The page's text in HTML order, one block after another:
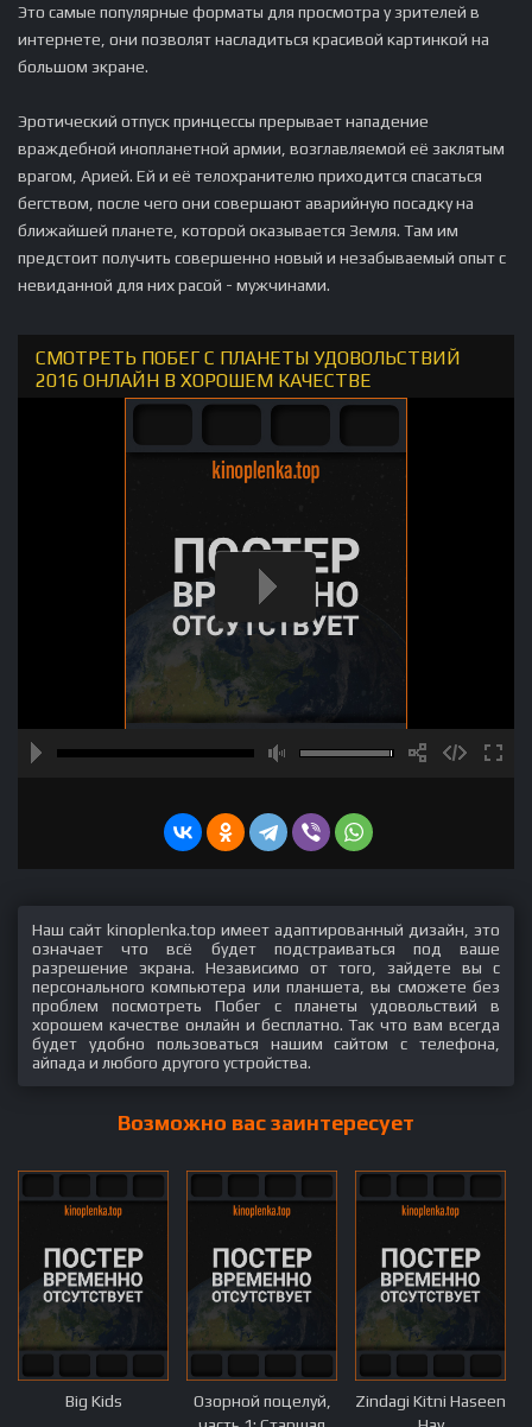
Это самые популярные форматы для просмотра у зрителей в
интернете, они позволят насладиться красивой картинкой на
большом экране.
Эротический отпуск принцессы прерывает нападение
враждебной инопланетной армии, возглавляемой её заклятым
врагом, Арией. Ей и её телохранителю приходится спасаться
бегством, после чего они совершают аварийную посадку на
ближайшей планете, которой оказывается Земля. Там им
предстоит получить совершенно новый и незабываемый опыт с
невиданной для них расой - мужчинами.
СМОТРЕТЬ ПОБЕГ С ПЛАНЕТЫ УДОВОЛЬСТВИЙ
2016 ОНЛАЙН В ХОРОШЕМ КАЧЕСТВЕ
Наш сайт kinoplenka.top имеет адаптированный дизайн, это
означает что всё будет подстраиваться под ваше
разрешение экрана. Независимо от того, зайдете вы с
персонального компьютера или планшета, вы сможете без
проблем посмотреть Побег с планеты удовольствий в
хорошем качестве онлайн и бесплатно. Так что вам всегда
будет удобно пользоваться нашим сайтом с телефона,
айпада и любого другого устройства.
Возможно вас заинтересует
Big Kids
Озорной поцелуй,
Zindagi Kitni Haseen